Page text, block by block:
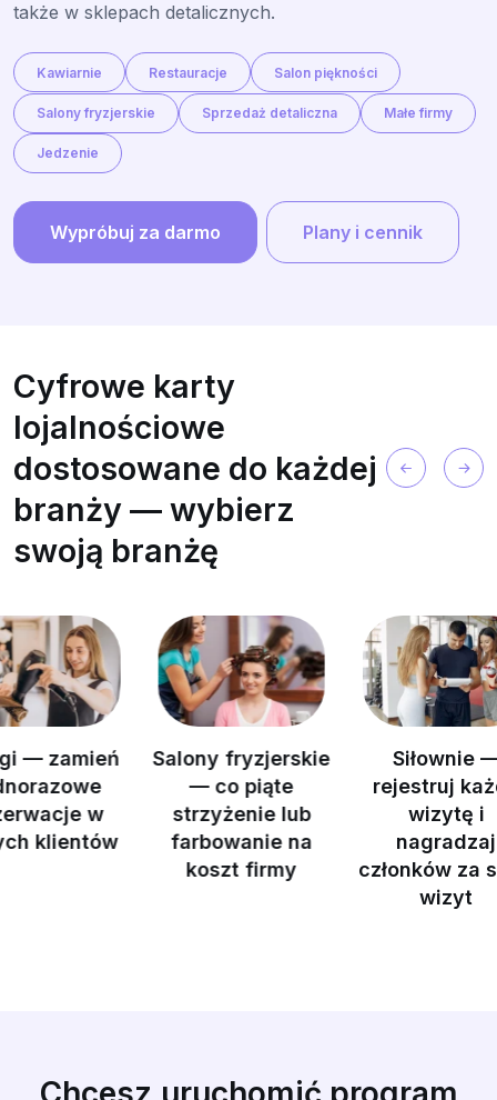
także w sklepach detalicznych.
Kawiarnie Restauracje Salon piękności
Salony fryzjerskie Sprzedaż detaliczna Małe firmy
Jedzenie
Wypróbuj za darmo Plany i cennik
Cyfrowe karty
lojalnościowe
dostosowane do każdej
branży — wybierz
swoją branżę
Salony fryzjerskie
— co piąte
strzyżenie lub
farbowanie na
Siłownie —
rejestruj każdą
wizytę i
nagradzaj
członków za serie